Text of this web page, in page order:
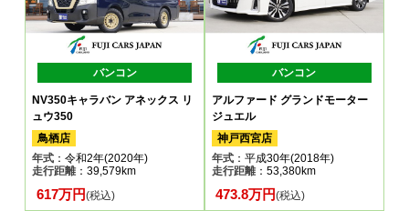
バンコン
NV350キャラバン アネックス リ
ュウ350
鳥栖店
年式 ：令和2年(2020年)
走行距離：39,579km
617万円(税込)
バンコン
アルファード グランドモーター
ジュエル
神戸西宮店
年式：平成30年(2018年)
走行距離：53,380km
473.8万円(税込)